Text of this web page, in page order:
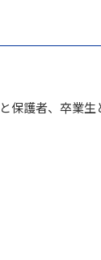
保護者、卒業生